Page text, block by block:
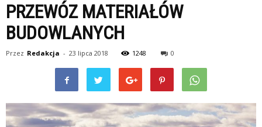
PRZEWÓZ MATERIAŁÓW
BUDOWLANYCH
Przez Redakcja - 23 lipca 2018 1248 0